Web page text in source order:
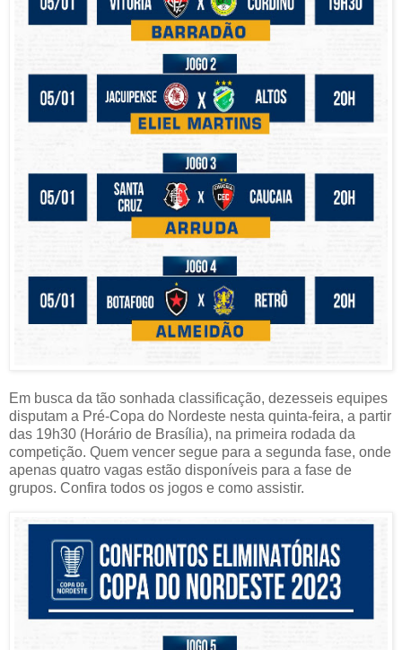
Em busca da tão sonhada classificação, dezesseis equipes
disputam a Pré-Copa do Nordeste nesta quinta-feira, a partir
das 19h30 (Horário de Brasília), na primeira rodada da
competição. Quem vencer segue para a segunda fase, onde
apenas quatro vagas estão disponíveis para a fase de
grupos. Confira todos os jogos e como assistir.